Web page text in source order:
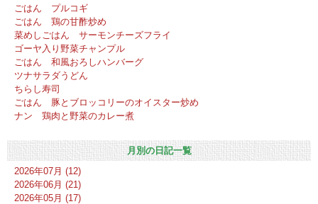
ごはん プルコギ
ごはん 鶏の甘酢炒め
菜めしごはん サーモンチーズフライ
ゴーヤ入り野菜チャンプル
ごはん 和風おろしハンバーグ
ツナサラダうどん
ちらし寿司
ごはん 豚とブロッコリーのオイスター炒め
ナン 鶏肉と野菜のカレー煮
月別の日記一覧
2026年07月 (12)
2026年06月 (21)
2026年05月 (17)